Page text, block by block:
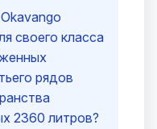
своего класса
рядов
2360 литров?